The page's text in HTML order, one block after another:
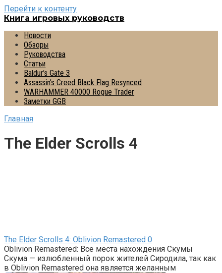
Перейти к контенту
Книга игровых руководств
Новости
Обзоры
Руководства
Статьи
Baldur’s Gate 3
Assassin’s Creed Black Flag Resynced
WARHAMMER 40000 Rogue Trader
Заметки GGB
Главная
The Elder Scrolls 4
The Elder Scrolls 4: Oblivion Remastered 0
Oblivion Remastered: Все места нахождения Скумы
Скума — излюбленный порок жителей Сиродила, так как
в Oblivion Remastered она является желанным